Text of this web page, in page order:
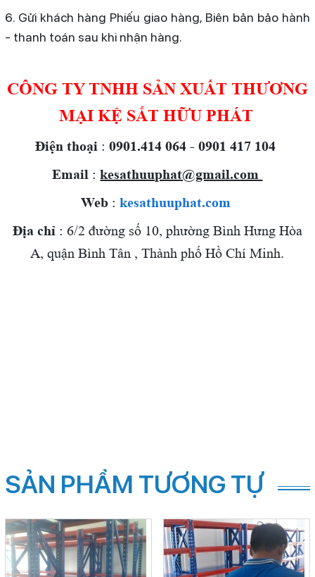
6. Gửi khách hàng Phiếu giao hàng, Biên bản bảo hành
- thanh toán sau khi nhận hàng.
CÔNG TY TNHH SẢN XUẤT THƯƠNG
MẠI KỆ SẮT HỮU PHÁT
Điện thoại : 0901.414 064 - 0901 417 104
Email :kesathuuphat@gmail.com
Web : kesathuuphat.com
Địa chỉ : 6/2 đường số 10, phường Bình Hưng Hòa
A, quận Bình Tân , Thành phố Hồ Chí Minh.
SẢN PHẨM TƯƠNG TỰ